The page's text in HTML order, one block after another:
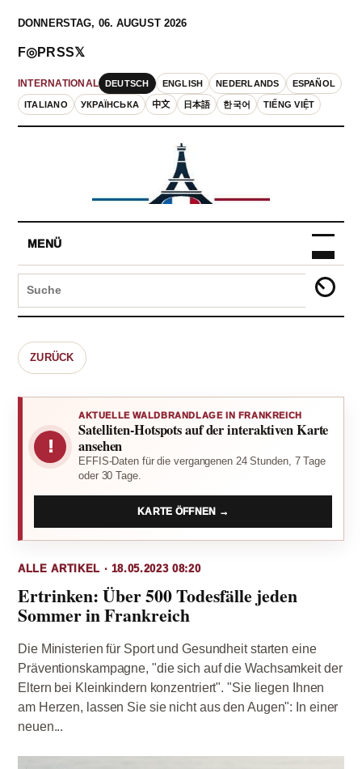
DONNERSTAG, 06. AUGUST 2026
INTERNATIONAL DEUTSCH ENGLISH NEDERLANDS ESPAÑOL
ITALIANO УКРАЇНСЬКА 中文 日本語 한국어 TIẾNG VIỆT
F◎PRSS𝕏
MENÜ
ZURÜCK
!
AKTUELLE WALDBRANDLAGE IN FRANKREICH
Satelliten-Hotspots auf der interaktiven Karte
ansehen
EFFIS-Daten für die vergangenen 24 Stunden, 7 Tage
oder 30 Tage.
KARTE ÖFFNEN →
ALLE ARTIKEL · 18.05.2023 08:20
Ertrinken: Über 500 Todesfälle jeden
Sommer in Frankreich
Die Ministerien für Sport und Gesundheit starten eine
Präventionskampagne, "die sich auf die Wachsamkeit der
Eltern bei Kleinkindern konzentriert". "Sie liegen Ihnen
am Herzen, lassen Sie sie nicht aus den Augen": In einer
neuen...